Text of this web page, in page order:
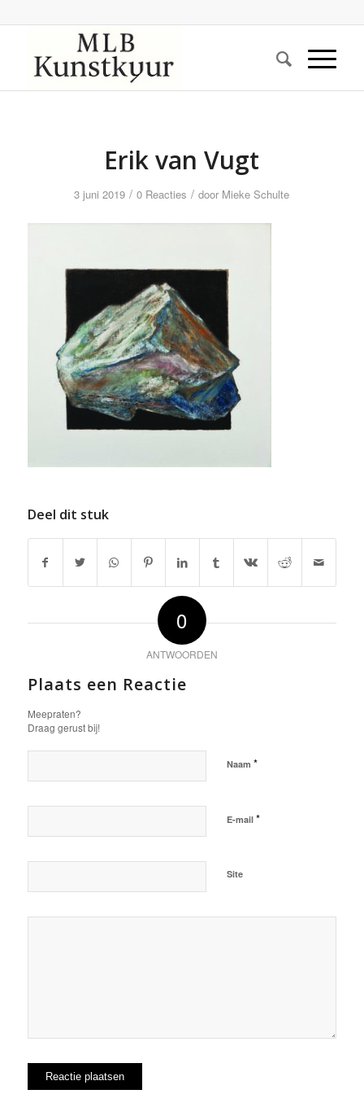
Erik van Vugt
3 juni 2019 / 0 Reacties / door Mieke Schulte
Deel dit stuk
0
ANTWOORDEN
Plaats een Reactie
Meepraten?
Draag gerust bij!
Naam *
E-mail *
Site